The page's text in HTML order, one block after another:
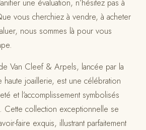
une évaluation, n’hésitez pas à
vous cherchiez à vendre, à acheter
nous sommes là pour vous
Van Cleef & Arpels, lancée par la
haute joaillerie, est une célébration
et l’accomplissement symbolisés
Cette collection exceptionnelle se
faire exquis, illustrant parfaitement